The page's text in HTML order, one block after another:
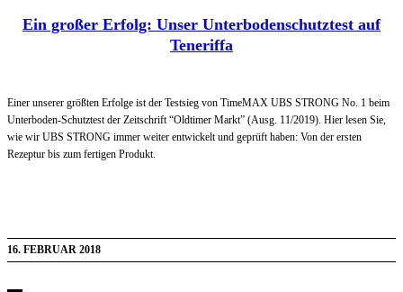
Ein großer Erfolg: Unser Unterbodenschutztest auf
Teneriffa
Einer unserer größten Erfolge ist der Testsieg von TimeMAX UBS STRONG No. 1 beim
Unterboden-Schutztest der Zeitschrift “Oldtimer Markt” (Ausg. 11/2019). Hier lesen Sie,
wie wir UBS STRONG immer weiter entwickelt und geprüft haben: Von der ersten
Rezeptur bis zum fertigen Produkt.
16. FEBRUAR 2018